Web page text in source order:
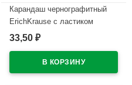
Карандаш чернографитный
ErichKrause с ластиком
Прима-кошка (Prima Cat) HB
пластик арт.65385 (Ст.42)
33,50 ₽